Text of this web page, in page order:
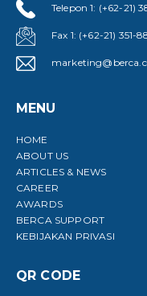
Telepon 1: (+62-21)
Fax 1: (+62-21) 351-
MENU
HOME
ABOUT US
ARTICLES & NEWS
CAREER
AWARDS
BERCA SUPPORT
KEBIJAKAN PRIVASI
QR CODE